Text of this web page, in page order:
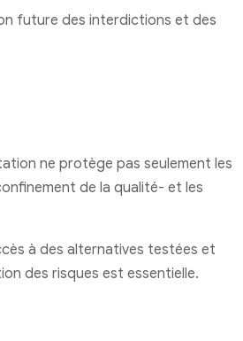
future des interdictions et des
ne protège pas seulement les
de la qualité- et les
à des alternatives testées et
des risques est essentielle.